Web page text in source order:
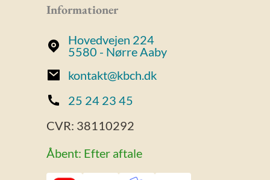
Informationer
Hovedvejen 224
5580 - Nørre Aaby
kontakt@kbch.dk
25 24 23 45
CVR: 38110292
Åbent: Efter aftale